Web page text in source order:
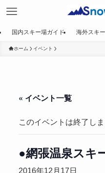
国内スキー場ガイド 海外スキ
ホーム イベント
« イベント一覧
このイベントは終了しま
●網張温泉スキ
2016年12月17日